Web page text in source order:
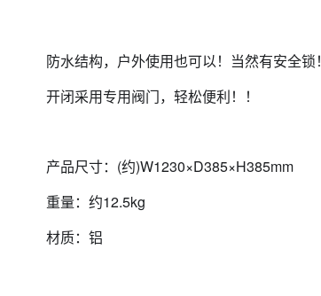
防水结构，户外使用也可以！当然有安全锁！
开闭采用专用阀门，轻松便利！！
产品尺寸：(约)W1230×D385×H385mm
重量：约12.5kg
材质：铝